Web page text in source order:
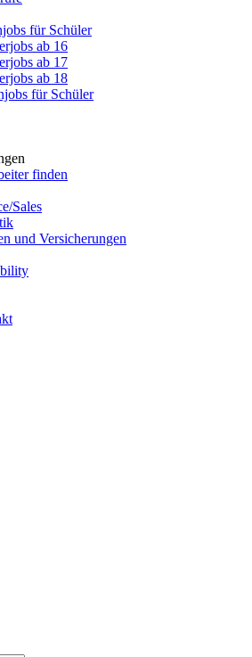
für Schüler
ab 16
ab 17
ab 18
für Schüler
finden
Sales
und Versicherungen